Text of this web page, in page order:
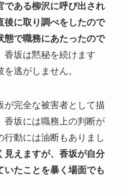
である柳沢に呼び出され
後に取り調べをしたので
態で職務にあたったので
香坂は黙秘を続けます
逃がしません。
が完全な被害者として描
香坂には職務上の判断が
行動には油断もありまし
見えますが、香坂が自分
いたことを暴く場面でも